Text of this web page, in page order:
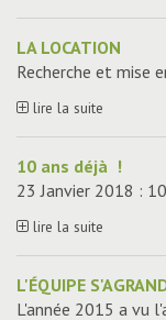
LA LOCATION
Recherche et mise
lire la suite
10 ans déjà !
23 Janvier 2018 :
lire la suite
L'ÉQUIPE
L'année 2015 a vu